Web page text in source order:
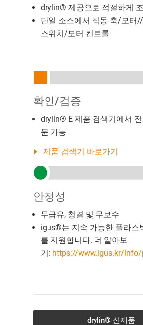
drylin® 제공으로 적절하게
단일 소스에서 직동 축/모터
스위치/모터 컨트롤
확인/검증
drylin® E 제품 검색기에서
문 가능
제품 검색기 바로가기
안정성
무급유, 청결 및 무보수
igus®는 지속 가능한 플라스
를 지원합니다. 더 알아보
기: https://www.igus.kr/info/
drylin® 신제품